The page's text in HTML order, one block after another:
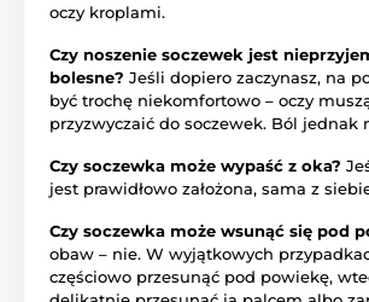
oczy kroplami.
Czy noszenie soczewek jest
bolesne? Jeśli dopiero zaczynasz, na
być trochę niekomfortowo – oczy
przyzwyczaić do soczewek. Ból jednak
Czy soczewka może wypaść z oka?
jest prawidłowo założona, sama z
Czy soczewka może wsunąć się pod
obaw – nie. W wyjątkowych
częściowo przesunąć pod powiekę,